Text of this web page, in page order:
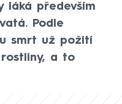
láká především
Podle
smrt už požití
rostliny, a to